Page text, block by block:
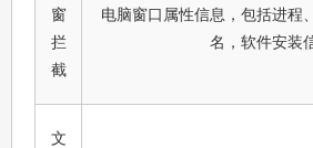
窗
拦
截
电脑窗口属性信息，包括进程
名，软件安装
文